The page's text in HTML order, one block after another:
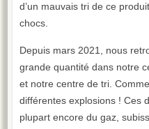
d’un mauvais tri de ce
chocs.
Depuis mars 2021, nous
grande quantité dans notre
et notre centre de tri.
différentes explosions ! Ces
plupart encore du gaz,